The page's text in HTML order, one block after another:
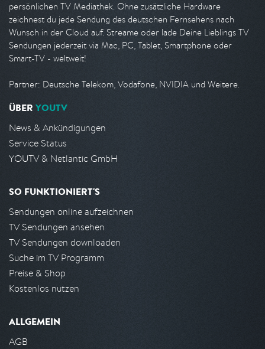
persönlichen TV Mediathek. Ohne zusätzliche Hardware
zeichnest du jede Sendung des deutschen Fernsehens nach
Wunsch in der Cloud auf. Streame oder lade Deine Lieblings TV
Sendungen jederzeit via Mac, PC, Tablet, Smartphone oder
Smart-TV - weltweit!
Partner: Deutsche Telekom, Vodafone, NVIDIA und Weitere.
ÜBER YOUTV
News & Ankündigungen
Service Status
YOUTV & Netlantic GmbH
SO FUNKTIONIERT'S
Sendungen online aufzeichnen
TV Sendungen ansehen
TV Sendungen downloaden
Suche im TV Programm
Preise & Shop
Kostenlos nutzen
ALLGEMEIN
AGB